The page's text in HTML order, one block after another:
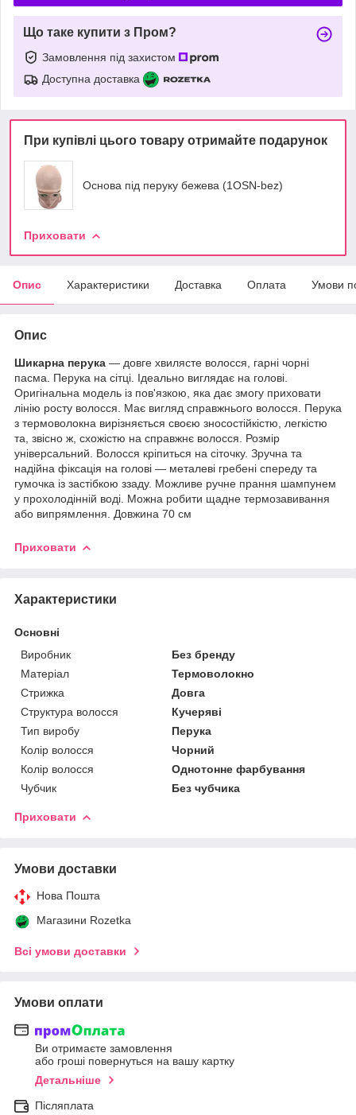
Що таке купити з Пром?
Замовлення під захистом
Доступна доставка
При купівлі цього товару отримайте подарунок
Основа під перуку бежева (1OSN-bez)
Приховати
Опис Характеристики Доставка Оплата Умови
Опис
Шикарна перука — довге хвилясте волосся, гарні чорні
пасма. Перука на сітці. Ідеально виглядає на голові.
Оригінальна модель із пов'язкою, яка дає змогу приховати
лінію росту волосся. Має вигляд справжнього волосся. Перука
з термоволокна вирізняється своєю зносостійкістю, легкістю
та, звісно ж, схожістю на справжнє волосся. Розмір
універсальний. Волосся кріпиться на сіточку. Зручна та
надійна фіксація на голові — металеві гребені спереду та
гумочка із застібкою ззаду. Можливе ручне прання шампунем
у прохолодінній воді. Можна робити щадне термозавивання
або випрямлення. Довжина 70 см
Приховати
Характеристики
Основні
Виробник
Без бренду
Матеріал
Термоволокно
Стрижка
Довга
Структура волосся
Кучеряві
Тип виробу
Перука
Колір волосся
Чорний
Колір волосся
Однотонне фарбування
Чубчик
Без чубчика
Приховати
Умови доставки
Нова Пошта
Магазини Rozetka
Всі умови доставки
Умови оплати
Ви отримаєте замовлення
або гроші повернуться на вашу картку
Детальніше
Післяплата